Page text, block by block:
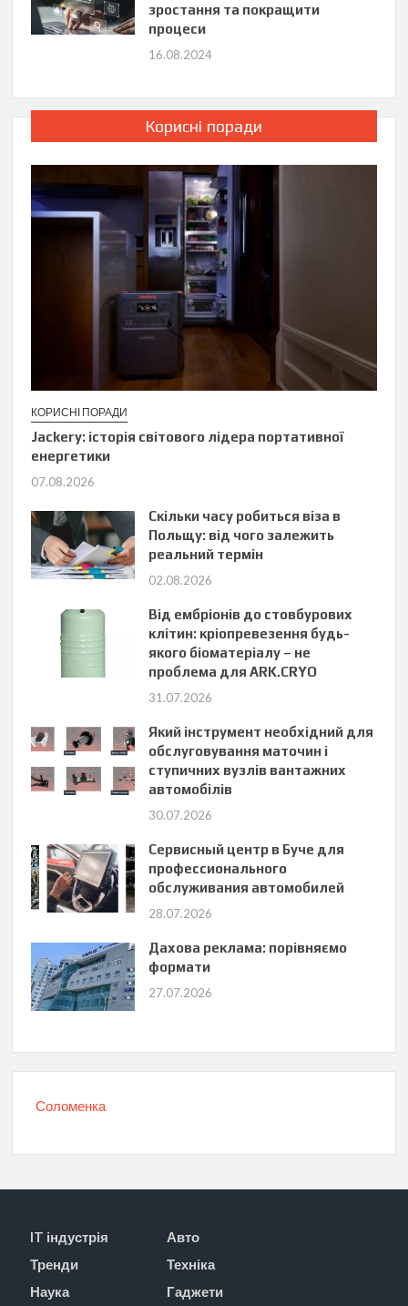
зростання та покращити
процеси
16.08.2024
Корисні поради
КОРИСНІ ПОРАДИ
Jackery: історія світового лідера портативної
енергетики
07.08.2026
Скільки часу робиться віза в
Польщу: від чого залежить
реальний термін
02.08.2026
Від ембріонів до стовбурових
клітин: кріопревезення будь-
якого біоматеріалу – не
проблема для ARK.CRYO
31.07.2026
Який інструмент необхідний для
обслуговування маточин і
ступичних вузлів вантажних
автомобілів
30.07.2026
Сервисный центр в Буче для
профессионального
обслуживания автомобилей
28.07.2026
Дахова реклама: порівняємо
формати
27.07.2026
Соломенка
IT індустрія
Авто
Тренди
Техніка
Наука
Гаджети